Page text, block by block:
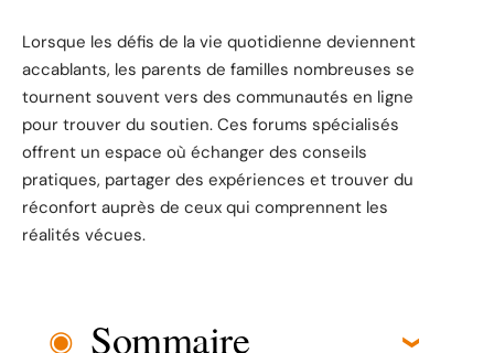
Lorsque les défis de la vie quotidienne deviennent
accablants, les parents de familles nombreuses se
tournent souvent vers des communautés en ligne
pour trouver du soutien. Ces forums spécialisés
offrent un espace où échanger des conseils
pratiques, partager des expériences et trouver du
réconfort auprès de ceux qui comprennent les
réalités vécues.
Sommaire